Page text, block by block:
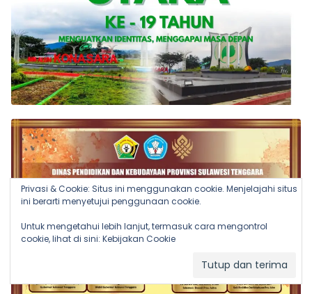
Privasi & Cookie: Situs ini menggunakan cookie. Menjelajahi situs
ini berarti menyetujui penggunaan cookie.
Untuk mengetahui lebih lanjut, termasuk cara mengontrol
cookie, lihat di sini: Kebijakan Cookie